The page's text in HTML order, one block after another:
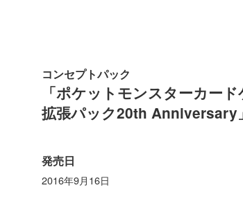
コンセプトパック
「ポケットモンスターカード
拡張パック20th Anniversary
発売日
2016年9月16日